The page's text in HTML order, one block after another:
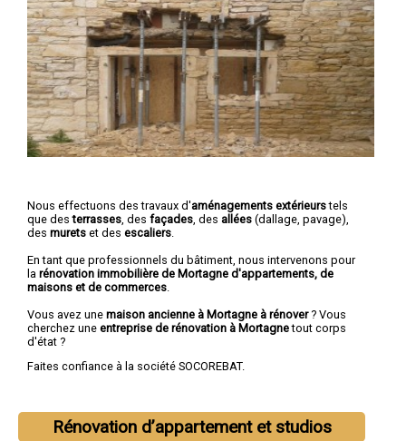
Nous effectuons des travaux d'aménagements extérieurstels
que desterrasses , des façades , des allées (dallage, pavage),
des murets et des escaliers
En tant que professionnels du bâtiment, nous intervenons pour
la rénovation immobilière de Mortagne d'appartements, de
maisons et de commerces
Vous avez une maison ancienne à Mortagne à rénover? Vous
cherchez une entreprise de rénovation à Mortagnetout corps
d'état ?
Faites confiance à la société SOCOREBAT.
Rénovation d’appartement et studios